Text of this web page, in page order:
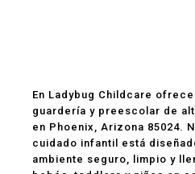
En Ladybug Childcare
guardería y preescolar de
en Phoenix, Arizona 85024.
cuidado infantil está
ambiente seguro, limpio y